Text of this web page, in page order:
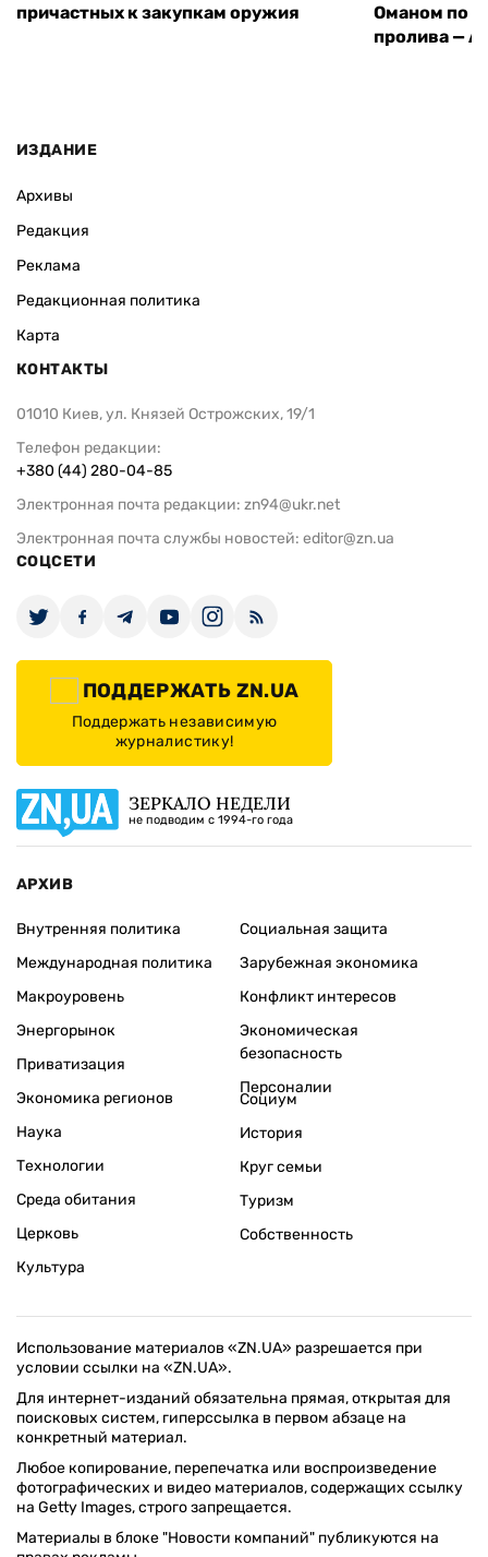
причастных к закупкам оружия
Оманом по
пролива —
ИЗДАНИЕ
Архивы
Редакция
Реклама
Редакционная политика
Карта
КОНТАКТЫ
01010 Киев, ул. Князей Острожских, 19/1
Телефон редакции:
+380 (44) 280-04-85
Электронная почта редакции: zn94@ukr.net
Электронная почта службы новостей: editor@zn.ua
СОЦСЕТИ
ПОДДЕРЖАТЬ ZN.UA
Поддержать независимую
журналистику!
ЗЕРКАЛО НЕДЕЛИ
не подводим с 1994-го года
АРХИВ
Внутренняя политика
Международная политика
Макроуровень
Энергорынок
Приватизация
Экономика регионов
Социальная защита
Зарубежная экономика
Конфликт интересов
Экономическая
безопасность
Персоналии
Наука
Технологии
Среда обитания
Церковь
Культура
Социум
История
Круг семьи
Туризм
Собственность
Использование материалов «ZN.UA» разрешается при
условии ссылки на «ZN.UA».
Для интернет-изданий обязательна прямая, открытая для
поисковых систем, гиперссылка в первом абзаце на
конкретный материал.
Любое копирование, перепечатка или воспроизведение
фотографических и видео материалов, содержащих ссылку
на Getty Images, строго запрещается.
Материалы в блоке "Новости компаний" публикуются на